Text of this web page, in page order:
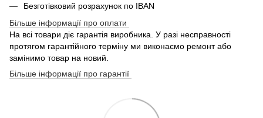
Безготівковий розрахунок по IBAN
Більше інформації про оплати
На всі товари діє гарантія виробника. У разі несправності
протягом гарантійного терміну ми виконаємо ремонт або
замінимо товар на новий.
Більше інформації про гарантії